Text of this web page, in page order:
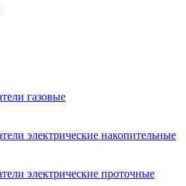
газовые
электрические накопительные
электрические проточные